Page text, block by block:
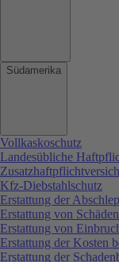
Südamerika
Vollkaskoschutz
Landesübliche
Kfz-Diebstahlschutz
Erstattung der
Erstattung von
Erstattung von
Erstattung der Kosten
Erstattung der